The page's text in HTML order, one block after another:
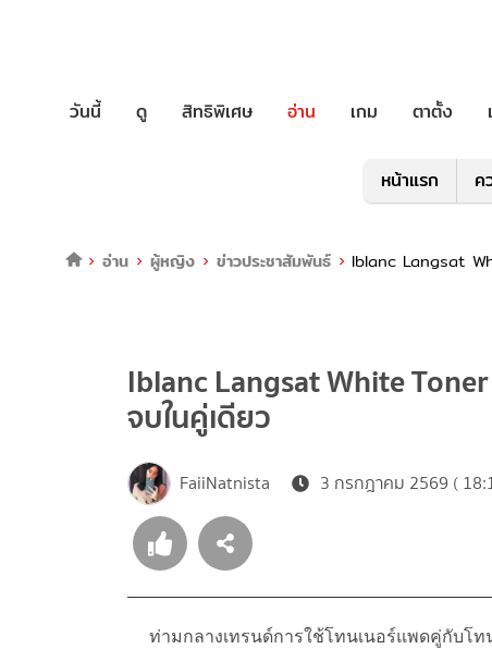
วันนี้ ดู สิทธิพิเศษ อ่าน เกม ตาตั้ง
หน้าแรก ค
อ่าน ผู้หญิง ข่าวประชาสัมพันธ์ Iblanc Langsat
Iblanc Langsat White
จบในคู่เดียว
FaiiNatnista 3 กรกฎาคม 2569 (
ท่ามกลางเทรนด์การใช้โทนเนอร์แพดคู่กับโท